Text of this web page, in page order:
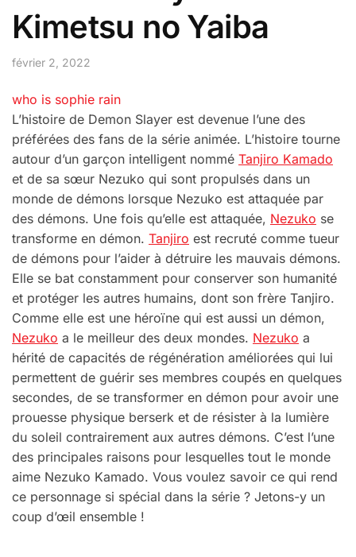
Kimetsu no Yaiba
février 2, 2022
who is sophie rain
L’histoire de Demon Slayer est devenue l’une des
préférées des fans de la série animée. L’histoire tourne
autour d’un garçon intelligent nommé Tanjiro Kamado
et de sa sœur Nezuko qui sont propulsés dans un
monde de démons lorsque Nezuko est attaquée par
des démons. Une fois qu’elle est attaquée, Nezuko se
transforme en démon. Tanjiro est recruté comme tueur
de démons pour l’aider à détruire les mauvais démons.
Elle se bat constamment pour conserver son humanité
et protéger les autres humains, dont son frère Tanjiro.
Comme elle est une héroïne qui est aussi un démon,
Nezuko a le meilleur des deux mondes. Nezuko a
hérité de capacités de régénération améliorées qui lui
permettent de guérir ses membres coupés en quelques
secondes, de se transformer en démon pour avoir une
prouesse physique berserk et de résister à la lumière
du soleil contrairement aux autres démons. C’est l’une
des principales raisons pour lesquelles tout le monde
aime Nezuko Kamado. Vous voulez savoir ce qui rend
ce personnage si spécial dans la série ? Jetons-y un
coup d’œil ensemble !